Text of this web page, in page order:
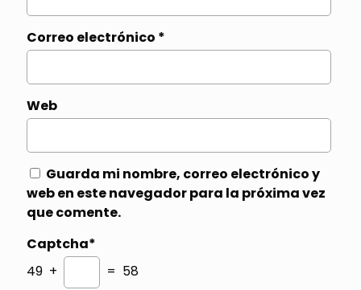
Correo electrónico *
Web
Guarda mi nombre, correo electrónico y
web en este navegador para la próxima vez
que comente.
Captcha*
49 +
= 58